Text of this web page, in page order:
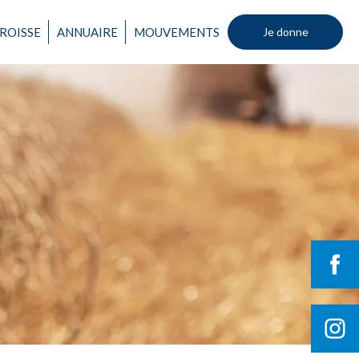
ANNUAIRE MOUVEMENTS Je donne